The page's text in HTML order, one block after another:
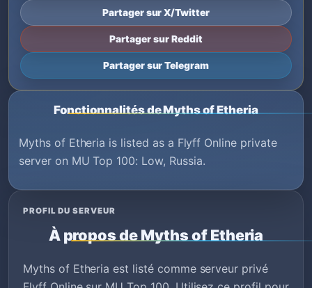
Partager sur X/Twitter
Partager sur Reddit
Partager sur Telegram
Fonctionnalités de Myths of Etheria
Myths of Etheria is listed as a Flyff Online private
server on MU Top 100: Low, Russia.
PROFIL DU SERVEUR
À propos de Myths of Etheria
Myths of Etheria est listé comme serveur privé